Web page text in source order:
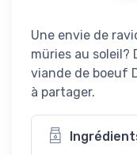
Une envie de
müries au soleil?
viande de boeuf
à partager.